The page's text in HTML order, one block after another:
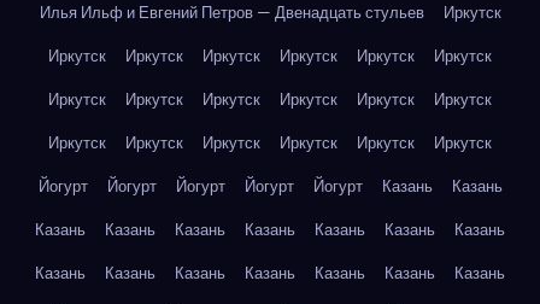
Илья Ильф и Евгений Петров — Двенадцать стульев
Иркутск
Иркутск
Иркутск Иркутск Иркутск Иркутск
Иркутск
Иркутск
Иркутск Иркутск Иркутск Иркутск
Иркутск
Иркутск
Иркутск Иркутск Иркутск Иркутск
Иркутск
Йогурт
Йогурт Йогурт Йогурт Йогурт Казань
Казань
Казань
Казань Казань Казань Казань Казань
Казань
Казань
Казань Казань Казань Казань Казань
Казань